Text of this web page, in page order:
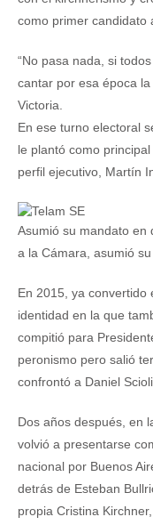
como primer candidato
“No pasa nada, si
cantar por esa época
Victoria.
En ese turno electoral
le plantó como
perfil ejecutivo, Martín
Asumió su mandato en
a la Cámara, asumió
En 2015, ya convertido
identidad en la que
compitió para
peronismo pero salió
confrontó a Daniel
Dos años después, en
volvió a presentarse
nacional por Buenos
detrás de Esteban
propia Cristina